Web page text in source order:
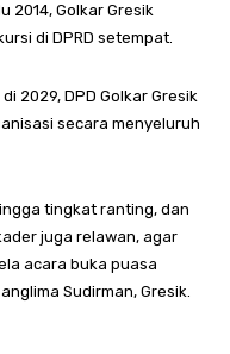
2014, Golkar Gresik
di DPRD setempat.
2029, DPD Golkar Gresik
secara menyeluruh
tingkat ranting, dan
juga relawan, agar
acara buka puasa
Sudirman, Gresik.